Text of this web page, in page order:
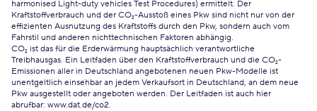
harmonised Light-duty vehicles Test Procedures) ermittelt. Der
Kraftstoffverbrauch und der CO₂-Ausstoß eines Pkw sind nicht nur von der
effizienten Ausnutzung des Kraftstoffs durch den Pkw, sondern auch vom
Fahrstil und anderen nichttechnischen Faktoren abhängig.
CO₂ ist das für die Erderwärmung hauptsächlich verantwortliche
Treibhausgas. Ein Leitfaden über den Kraftstoffverbrauch und die CO₂-
Emissionen aller in Deutschland angebotenen neuen Pkw-Modelle ist
unentgeltlich einsehbar an jedem Verkaufsort in Deutschland, an dem neue
Pkw ausgestellt oder angeboten werden. Der Leitfaden ist auch hier
abrufbar: www.dat.de/co2.